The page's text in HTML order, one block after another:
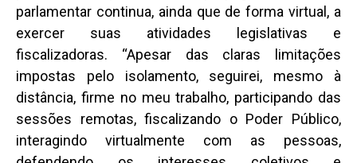
parlamentar continua, ainda que de forma virtual, a
exercer suas atividades legislativas e
fiscalizadoras. “Apesar das claras limitações
impostas pelo isolamento, seguirei, mesmo à
distância, firme no meu trabalho, participando das
sessões remotas, fiscalizando o Poder Público,
interagindo virtualmente com as pessoas,